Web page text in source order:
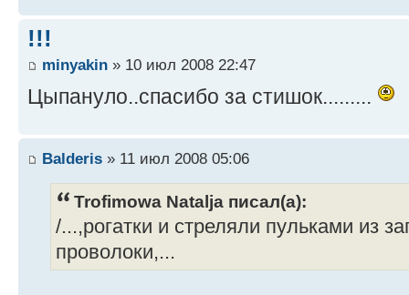
!!!
minyakin » 10 июл 2008 22:47
Цыпануло..спасибо за стишок.........
Balderis » 11 июл 2008 05:06
Trofimowa Natalja писал(а):
/...,рогатки и стреляли пульками из
проволоки,...